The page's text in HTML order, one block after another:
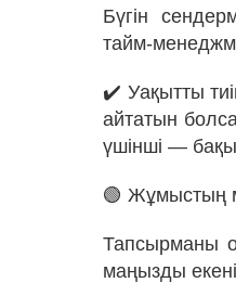
Бүгін
тайм-
✔️ Уақытты
айтатын
үшінші —
🟢 Жұмыстың
Тапсырманы
маңызды